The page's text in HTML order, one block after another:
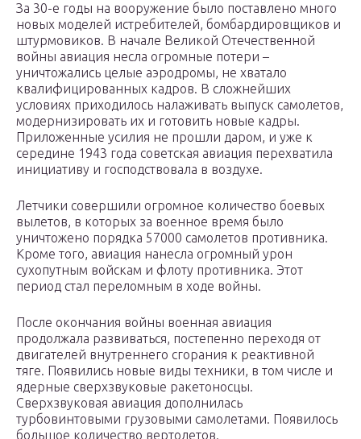
За 30-е годы на вооружение было поставлено много
новых моделей истребителей, бомбардировщиков и
штурмовиков. В начале Великой Отечественной
войны авиация несла огромные потери –
уничтожались целые аэродромы, не хватало
квалифицированных кадров. В сложнейших
условиях приходилось налаживать выпуск самолетов,
модернизировать их и готовить новые кадры.
Приложенные усилия не прошли даром, и уже к
середине 1943 года советская авиация перехватила
инициативу и господствовала в воздухе.
Летчики совершили огромное количество боевых
вылетов, в которых за военное время было
уничтожено порядка 57000 самолетов противника.
Кроме того, авиация нанесла огромный урон
сухопутным войскам и флоту противника. Этот
период стал переломным в ходе войны.
После окончания войны военная авиация
продолжала развиваться, постепенно переходя от
двигателей внутреннего сгорания к реактивной
тяге. Появились новые виды техники, в том числе и
ядерные сверхзвуковые ракетоносцы.
Сверхзвуковая авиация дополнилась
турбовинтовыми грузовыми самолетами. Появилось
большое количество вертолетов.